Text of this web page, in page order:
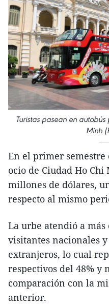
Turistas pasean en
Minh
En el primer
ocio de Ciudad Ho
millones de dólares,
respecto al mismo
La urbe atendió a
visitantes nacionales
extranjeros, lo cual
respectivos del 48% y
comparación con la
anterior.